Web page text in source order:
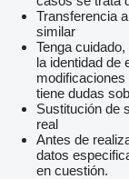
Transferencia
similar
Tenga
la identidad de
tiene dudas
Sustitución de
real
Antes de
datos
en cuestión.